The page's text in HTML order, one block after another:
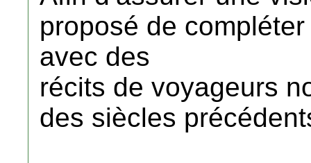
proposé de
avec des
récits de voyageurs
des siècles